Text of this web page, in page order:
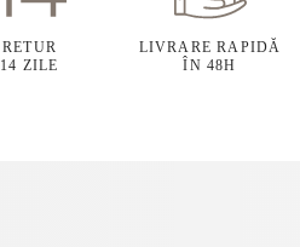
RETUR
14 ZILE
LIVRARE RAPIDĂ
ÎN 48H